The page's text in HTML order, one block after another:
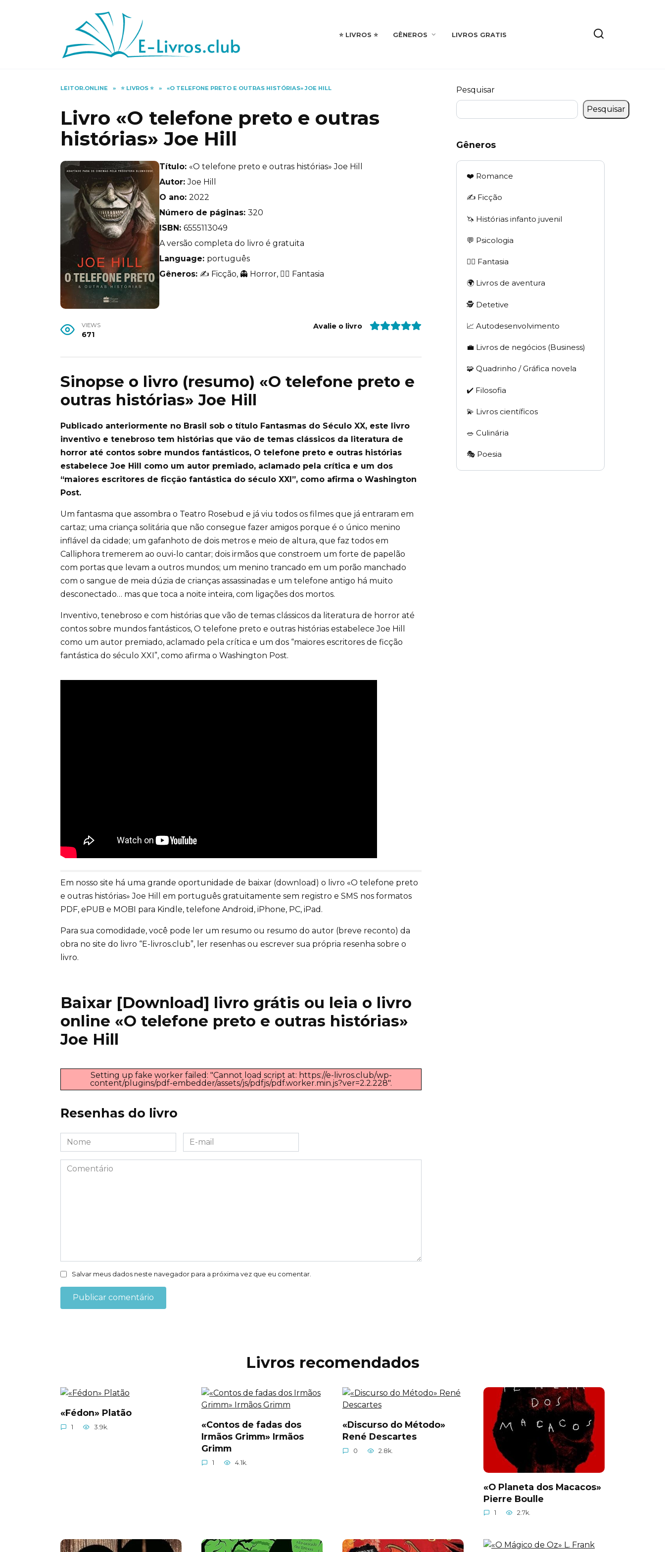
⭐️ LIVROS ⭐️ GÊNEROS LIVROS GRATIS
LEITOR.ONLINE » ⭐️ LIVROS ⭐️ » «O TELEFONE PRETO E OUTRAS HISTÓRIAS» JOE HILL
Livro «O telefone preto e outras
histórias» Joe Hill
Título: «O telefone preto e outras histórias» Joe Hill
Autor:Joe Hill
O ano: 2022
Número de páginas: 320
ISBN: 6555113049
A versão completa do livro é gratuita
Language: português
Gêneros: ✍️ Ficção, 👻 Horror, 🧙‍♂️ Fantasia
VIEWS
671
Avalie o livro
Sinopse o livro (resumo) «O telefone preto e
outras histórias» Joe Hill
Publicado anteriormente no Brasil sob o título Fantasmas do Século XX, este livro
inventivo e tenebroso tem histórias que vão de temas clássicos da literatura de
horror até contos sobre mundos fantásticos, O telefone preto e outras histórias
estabelece Joe Hill como um autor premiado, aclamado pela crítica e um dos
“maiores escritores de ficção fantástica do século XXI”, como afirma o Washington
Post.
Um fantasma que assombra o Teatro Rosebud e já viu todos os filmes que já entraram em
cartaz; uma criança solitária que não consegue fazer amigos porque é o único menino
inflável da cidade; um gafanhoto de dois metros e meio de altura, que faz todos em
Calliphora tremerem ao ouvi-lo cantar; dois irmãos que constroem um forte de papelão
com portas que levam a outros mundos; um menino trancado em um porão manchado
com o sangue de meia dúzia de crianças assassinadas e um telefone antigo há muito
desconectado… mas que toca a noite inteira, com ligações dos mortos.
Inventivo, tenebroso e com histórias que vão de temas clássicos da literatura de horror até
contos sobre mundos fantásticos, O telefone preto e outras histórias estabelece Joe Hill
como um autor premiado, aclamado pela crítica e um dos “maiores escritores de ficção
fantástica do século XXI”, como afirma o Washington Post.
Em nosso site há uma grande oportunidade de baixar (download) o livro «O telefone preto
e outras histórias» Joe Hill em português gratuitamente sem registro e SMS nos formatos
PDF, ePUB e MOBI para Kindle, telefone Android, iPhone, PC, iPad.
Para sua comodidade, você pode ler um resumo ou resumo do autor (breve reconto) da
obra no site do livro “E-livros.club”, ler resenhas ou escrever sua própria resenha sobre o
livro.
Baixar [Download] livro grátis ou leia o livro
online «O telefone preto e outras histórias»
Joe Hill
Setting up fake worker failed: "Cannot load script at: https://e-livros.club/wp-
content/plugins/pdf-embedder/assets/js/pdfjs/pdf.worker.min.js?ver=2.2.228".
Resenhas do livro
Nome
*
E-
mail
*
Comentário
Salvar meus dados neste navegador para a próxima vez que eu comentar.
Pesquisar
Pesquisar
Gêneros
❤️ Romance
✍️ Ficção
🦄 Histórias infanto juvenil
💬 Psicologia
🧙‍♂️ Fantasia
🌍 Livros de aventura
🕵 Detetive
📈 Autodesenvolvimento
💼 Livros de negócios (Business)
🧩 Quadrinho / Gráfica novela
✔️ Filosofia
💫 Livros científicos
🥗 Culinária
🎭 Poesia
Livros recomendados
«Fédon» Platão
1 3.9k.
«Contos de fadas dos
Irmãos Grimm» Irmãos
Grimm
1 4.1k.
«Discurso do Método»
René Descartes
0 2.8k.
«O Planeta dos Macacos»
Pierre Boulle
1 2.7k.